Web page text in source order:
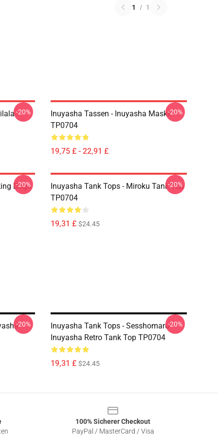
1 / 1
-20%
Inuyasha Tassen - Inuyasha Maske
TP0704
19,75 £ - 22,91 £
-20%
Dogs
-20%
Inuyasha Tank Tops - Miroku Tank Top
TP0704
19,31 £ $24.45
-20%
-20%
Inuyasha Tank Tops - Sesshomaru -
Inuyasha Retro Tank Top TP0704
19,31 £ $24.45
-20%
100% Sicherer Checkout
PayPal / MasterCard / Visa